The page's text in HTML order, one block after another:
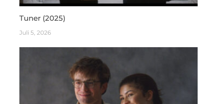
Tuner (2025)
Juli 5, 2026